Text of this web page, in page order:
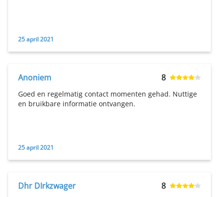
25 april 2021
Anoniem 8
Goed en regelmatig contact momenten gehad. Nuttige
en bruikbare informatie ontvangen.
25 april 2021
Dhr DIrkzwager 8